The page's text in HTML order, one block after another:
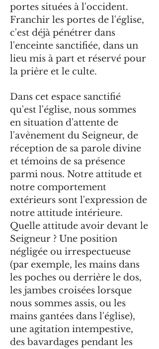
portes situées à l'occident.
Franchir les portes de l'église,
c'est déjà pénétrer dans
l'enceinte sanctifiée, dans un
lieu mis à part et réservé pour
la prière et le culte.
Dans cet espace sanctifié
qu'est l'église, nous sommes
en situation d'attente de
l'avènement du Seigneur, de
réception de sa parole divine
et témoins de sa présence
parmi nous. Notre attitude et
notre comportement
extérieurs sont l'expression de
notre attitude intérieure.
Quelle attitude avoir devant le
Seigneur ? Une position
négligée ou irrespectueuse
(par exemple, les mains dans
les poches ou derrière le dos,
les jambes croisées lorsque
nous sommes assis, ou les
mains gantées dans l'église),
une agitation intempestive,
des bavardages pendant les